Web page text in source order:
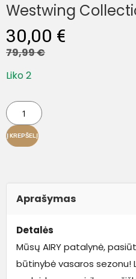
Westwing
30,00 €
79,99€
Liko 2
Į KREPŠELĮ
Aprašymas
Detalės
Mūsų AIRY patalynė,
būtinybė vasaros sezonu!